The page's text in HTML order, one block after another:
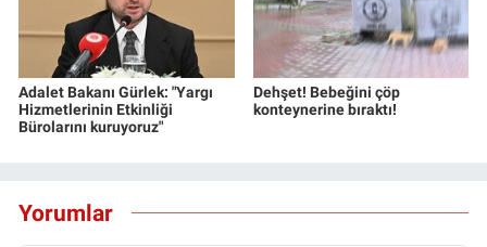
Adalet Bakanı Gürlek: "Yargı
Hizmetlerinin Etkinliği
Bürolarını kuruyoruz"
Dehşet! Bebeğini çöp
konteynerine bıraktı!
Yorumlar